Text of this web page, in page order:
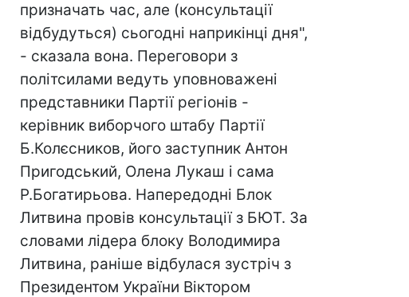
призначать час, але (консультації
відбудуться) сьогодні наприкінці дня",
- сказала вона. Переговори з
політсилами ведуть уповноважені
представники Партії регіонів -
керівник виборчого штабу Партії
Б.Колєсников, його заступник Антон
Пригодський, Олена Лукаш і сама
Р.Богатирьова. Напередодні Блок
Литвина провів консультації з БЮТ. За
словами лідера блоку Володимира
Литвина, раніше відбулася зустріч з
Президентом України Віктором